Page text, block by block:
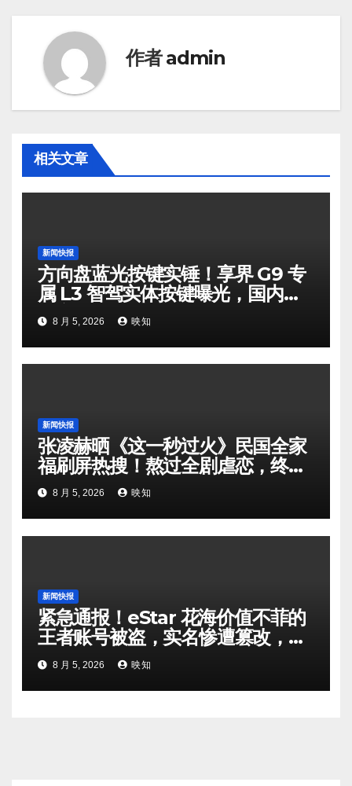
作者admin
相关文章
新闻快报
方向盘蓝光按键实锤！享界 G9 专
属 L3 智驾实体按键曝光，国内高
速高阶自动驾驶步入量产倒计时
8 月 5, 2026 映知
新闻快报
张凌赫晒《这一秒过火》民国全家
福刷屏热搜！熬过全剧虐恋，终于
等来一家三口岁月静好
8 月 5, 2026 映知
新闻快报
紧急通报！eStar 花海价值不菲的
王者账号被盗，实名惨遭篡改，粉
丝务必警惕诈骗
8 月 5, 2026 映知